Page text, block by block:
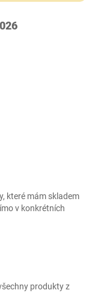
které mám skladem
v konkrétních
produkty z